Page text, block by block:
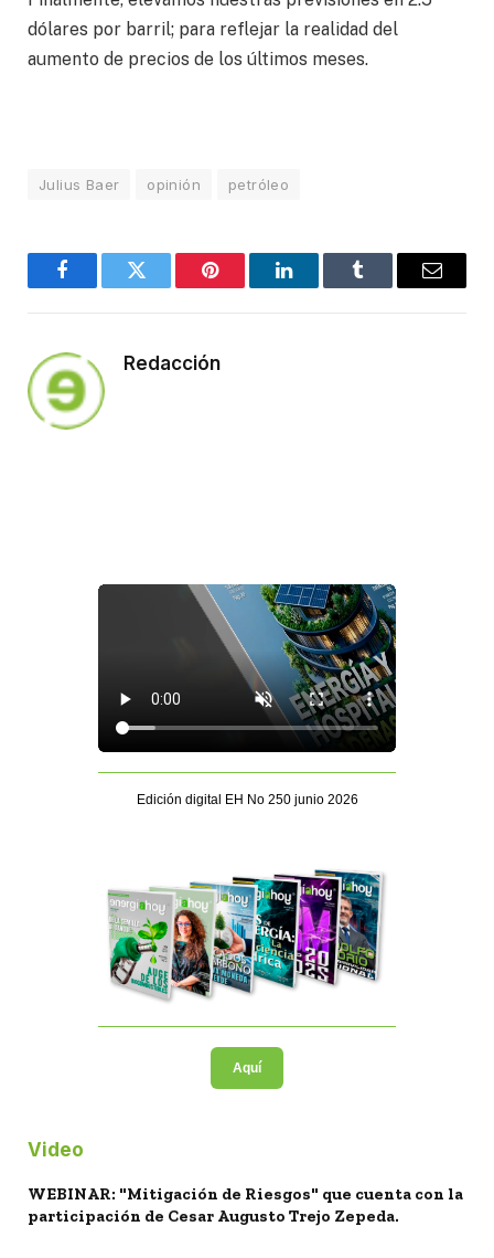
dólares por barril; para reflejar la realidad del
aumento de precios de los últimos meses.
Julius Baer opinión petróleo
FacebookTwitter Pinterest LinkedInTumblr Email
Redacción
Edición digital EH No 250 junio 2026
Aquí
Video
WEBINAR: "Mitigación de Riesgos" que cuenta con la
participación de Cesar Augusto Trejo Zepeda.